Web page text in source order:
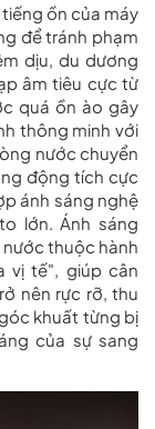
ồn của máy
để tránh phạm
dịu, du dương
âm tiêu cực từ
quá ồn ào gây
thông minh với
nước chuyển
động tích cực
ánh sáng nghệ
lớn. Ánh sáng
thuộc hành
vị tế", giúp cân
nên rực rỡ, thu
khuất từng bị
của sự sang